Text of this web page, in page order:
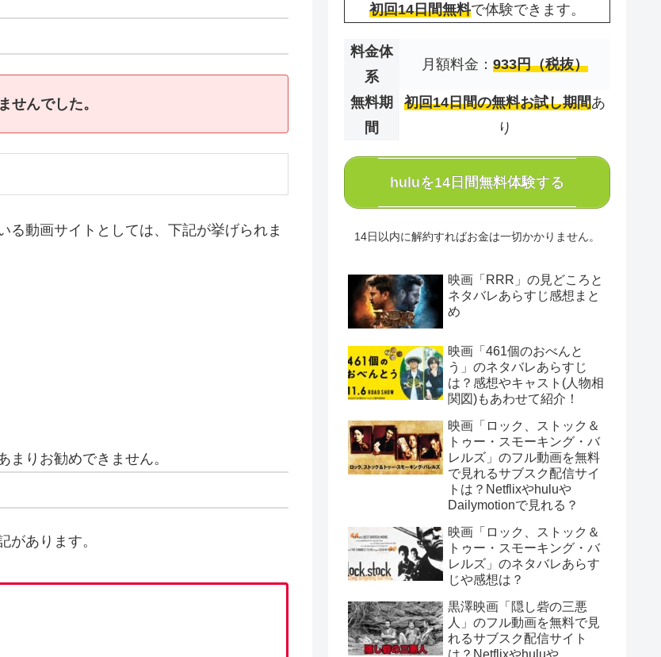
せんでした。
る動画サイトとしては、下記が挙げられま
まりお勧めできません。
があります。
初回14日間無料で体験できます。
料金体
系
月額料金： 933円（税抜）
無料期
間
初回14日間の無料お試し期間あ
り
huluを14日間無料体験する
14日以内に解約すればお金は一切かかりません。
映画「RRR」の見どころと
ネタバレあらすじ感想まと
め
映画「461個のおべんと
う」のネタバレあらすじ
は？感想やキャスト(人物相
関図)もあわせて紹介！
映画「ロック、ストック＆
トゥー・スモーキング・バ
レルズ」のフル動画を無料
で見れるサブスク配信サイ
トは？Netflixやhuluや
Dailymotionで見れる？
映画「ロック、ストック＆
トゥー・スモーキング・バ
レルズ」のネタバレあらす
じや感想は？
黒澤映画「隠し砦の三悪
人」のフル動画を無料で見
れるサブスク配信サイト